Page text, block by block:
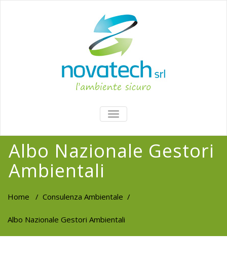
TOGGLE
NAVIGATION
Albo Nazionale Gestori
Ambientali
Home / Consulenza Ambientale /
Albo Nazionale Gestori Ambientali